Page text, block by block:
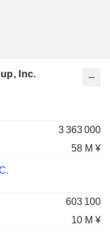
Inc.
3 363 000
58 M ¥
603 100
10 M ¥